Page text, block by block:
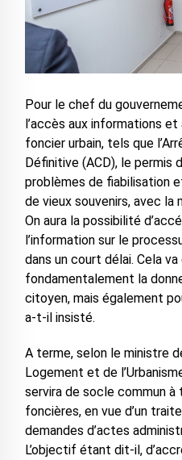
Pour le chef du
l’accès aux informations
foncier urbain, tels que
Définitive (ACD), le permis
problèmes de fiabilisation
de vieux souvenirs, avec la
On aura la possibilité
l’information sur le
dans un court délai. Cela va
fondamentalement la
citoyen, mais également
a-t-il insisté.
A terme, selon le ministre
Logement et de
servira de socle commun
foncières, en vue d’un
demandes d’actes
L’objectif étant dit-il,